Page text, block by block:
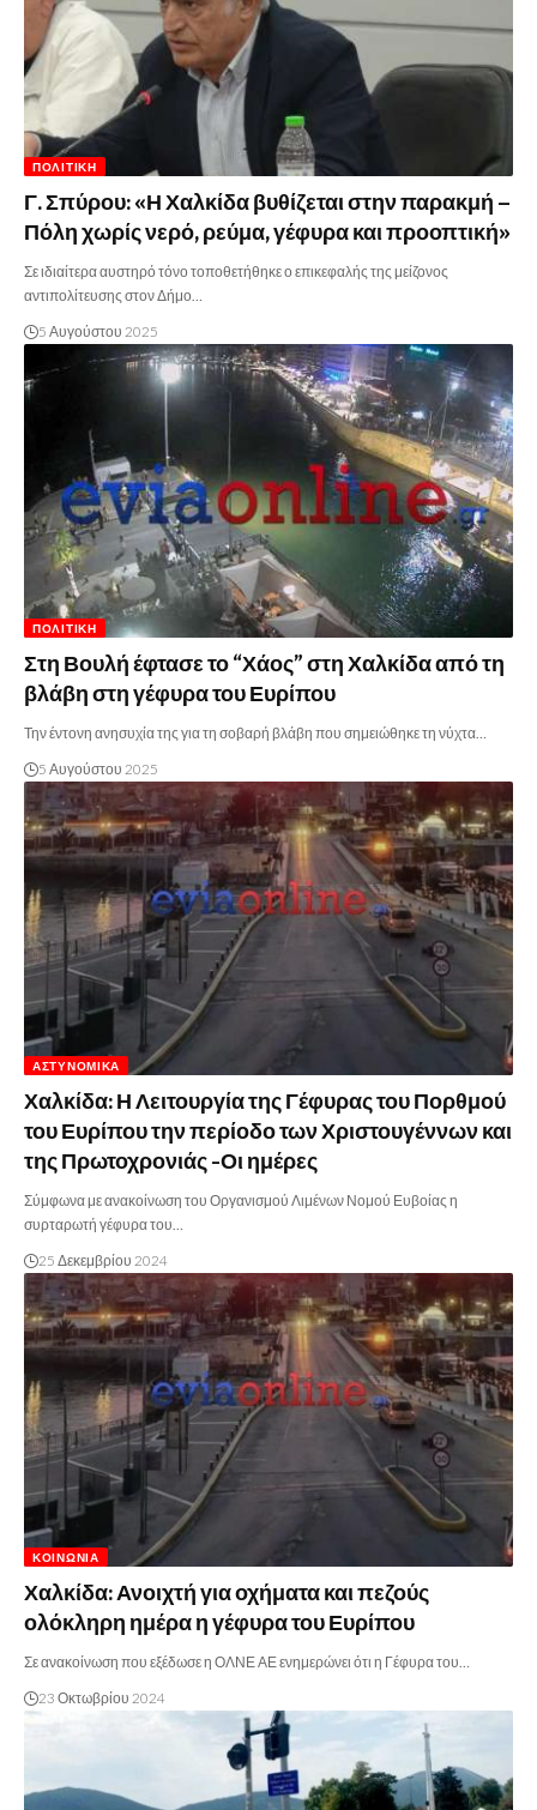
ΠΟΛΙΤΙΚΉ
Γ. Σπύρου: «Η Χαλκίδα βυθίζεται στην παρακμή –
Πόλη χωρίς νερό, ρεύμα, γέφυρα και προοπτική»
Σε ιδιαίτερα αυστηρό τόνο τοποθετήθηκε ο επικεφαλής της μείζονος
αντιπολίτευσης στον Δήμο…
5 Αυγούστου 2025
ΠΟΛΙΤΙΚΉ
Στη Βουλή έφτασε το “Χάος” στη Χαλκίδα από τη
βλάβη στη γέφυρα του Ευρίπου
Την έντονη ανησυχία της για τη σοβαρή βλάβη που σημειώθηκε τη νύχτα…
5 Αυγούστου 2025
ΑΣΤΥΝΟΜΙΚΆ
Χαλκίδα: Η Λειτουργία της Γέφυρας του Πορθμού
του Ευρίπου την περίοδο των Χριστουγέννων και
της Πρωτοχρονιάς -Οι ημέρες
Σύμφωνα με ανακοίνωση του Οργανισμού Λιμένων Νομού Ευβοίας η
συρταρωτή γέφυρα του…
25 Δεκεμβρίου 2024
ΚΟΙΝΩΝΊΑ
Χαλκίδα: Ανοιχτή για οχήματα και πεζούς
ολόκληρη ημέρα η γέφυρα του Ευρίπου
Σε ανακοίνωση που εξέδωσε η ΟΛΝΕ ΑΕ ενημερώνει ότι η Γέφυρα του…
23 Οκτωβρίου 2024